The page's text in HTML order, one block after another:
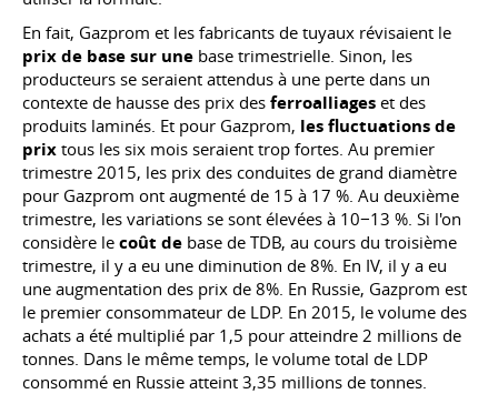
En fait, Gazprom et les fabricants de tuyaux révisaient le
prix de base sur une base trimestrielle. Sinon, les
producteurs se seraient attendus à une perte dans un
contexte de hausse des prix des ferroalliages et des
produits laminés. Et pour Gazprom, les fluctuations de
prix tous les six mois seraient trop fortes. Au premier
trimestre 2015, les prix des conduites de grand diamètre
pour Gazprom ont augmenté de 15 à 17 %. Au deuxième
trimestre, les variations se sont élevées à 10−13 %. Si l'on
considère le coût de base de TDB, au cours du troisième
trimestre, il y a eu une diminution de 8%. En IV, il y a eu
une augmentation des prix de 8%. En Russie, Gazprom est
le premier consommateur de LDP. En 2015, le volume des
achats a été multiplié par 1,5 pour atteindre 2 millions de
tonnes. Dans le même temps, le volume total de LDP
consommé en Russie atteint 3,35 millions de tonnes.